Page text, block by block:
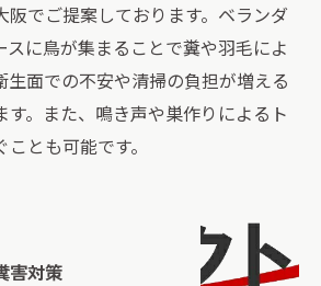
阪でご提案しております。ベランダ
スに鳥が集まることで糞や羽毛によ
生面での不安や清掃の負担が増える
す。また、鳴き声や巣作りによるト
とも可能です。
害対策